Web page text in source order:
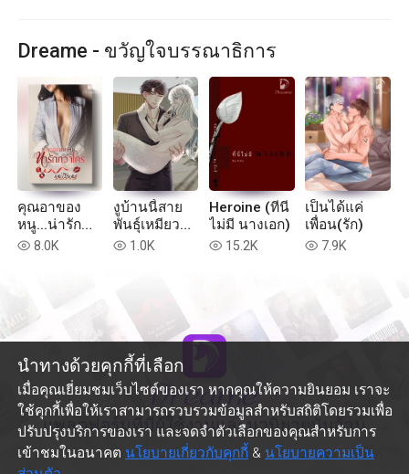
นำทางด้วยคุกกี้ที่เลือก
เมื่อคุณเยี่ยมชมเว็บไซต์ของเรา หากคุณให้ความยินยอม เราจะ
ใช้คุกกี้เพื่อให้เราสามารถรวบรวมข้อมูลสำหรับสถิติโดยรวมเพื่อ
ปรับปรุงบริการของเรา และจดจำตัวเลือกของคุณสำหรับการ
เข้าชมในอนาคต นโยบายเกี่ยวกับคุกกี้ & นโยบายความเป็น
Dreame - ขวัญใจบรรณาธิการ
คุณอาของ
หนู...น่ารัก
กว่าใคร
read 8.0K
งูบ้านนี้สาย
พันธุ์เหมียว
(Luna V.)
read 1.0K
Heroine (ที่นี่
ไม่มี นางเอก)
read 15.2K
เป็นได้แค่
เพื่อน(รัก)
read 7.9K
แพลตฟอร์มที่มีผู้ใช้งานและนวนิยายนับล้าน